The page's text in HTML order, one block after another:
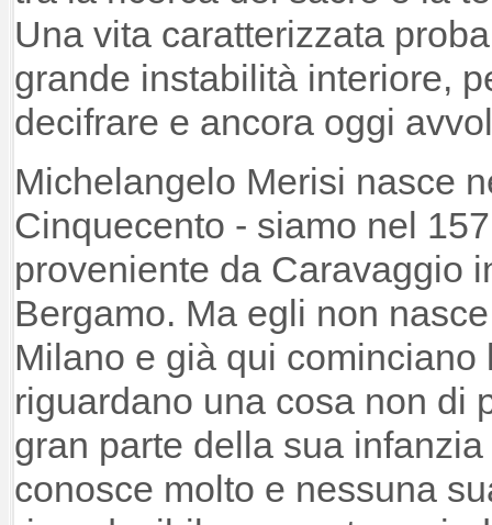
Una vita caratterizzata
grande instabilità interiore,
decifrare e ancora oggi
Michelangelo Merisi nasce
Cinquecento - siamo nel
proveniente da Caravaggio
Bergamo. Ma egli non
Milano e già qui cominciano
riguardano una cosa non di
gran parte della sua
conosce molto e nessuna